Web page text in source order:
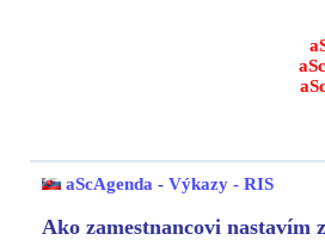
aSc
aScAgenda - Výkazy - RIS
Ako zamestnancovi nastavím